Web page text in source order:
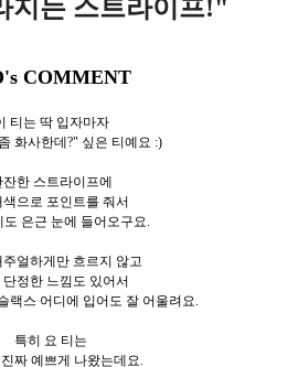
지는 스트라이프!"
COMMENT
티는 딱 입자마자
화사한데?" 싶은 티예요 :)
잔한 스트라이프에
색으로 포인트를 줘서
은근 눈에 들어오구요.
주얼하게만 흐르지 않고
단정한 느낌도 있어서
랙스 어디에 입어도 잘 어울려요.
특히 요 티는
짜 예쁘게 나왔는데요.